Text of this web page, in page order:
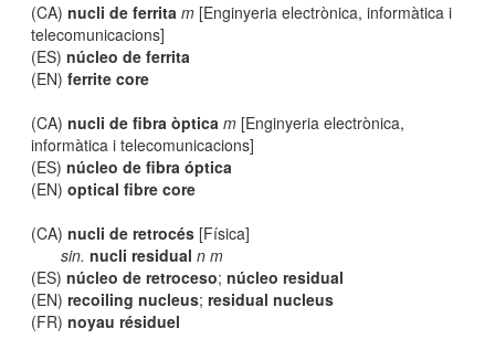
(CA)nucli de ferrita m [Enginyeria electrònica, informàtica i
telecomunicacions]
(ES)núcleo de ferrita
(EN)ferrite core
(CA)nucli de fibra òptica m [Enginyeria electrònica,
informàtica i telecomunicacions]
(ES)núcleo de fibra óptica
(EN)optical fibre core
(CA)nucli de retrocés [Física]
sin. nucli residual n m
(ES)núcleo de retroceso;núcleo residual
(EN)recoiling nucleus;residual nucleus
(FR)noyau résiduel